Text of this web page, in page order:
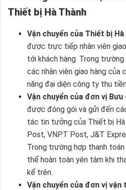
Thiết bị Hà Thành
Vận chuyển của Thiết bị Hà
được trực tiếp nhân viên
tới khách hàng. Trong
các nhân viên giao hàng của
năng đại diện công ty thu
Vận chuyển của đơn vị Bưu
được đóng gói và gửi đến
tác tin tưởng của Thiết bị
Post, VNPT Post, J&T
Trong trường hợp thanh
thể hoàn toàn yên tâm khi
kể trên.
Vận chuyển của đơn vị